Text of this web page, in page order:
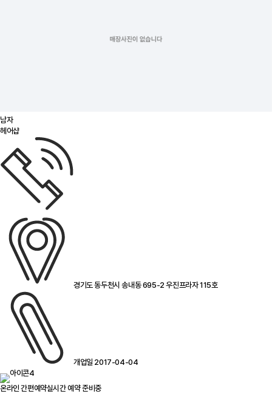
남자
헤어샵
경기도 동두천시 송내동 695-2 우진프라자 115호
개업일 2017-04-04
온라인 간편예약실시간 예약 준비중